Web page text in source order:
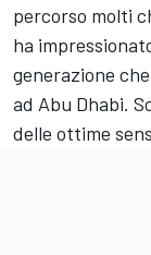
percorso molti
ha
generazione
ad Abu Dhabi.
delle ottime